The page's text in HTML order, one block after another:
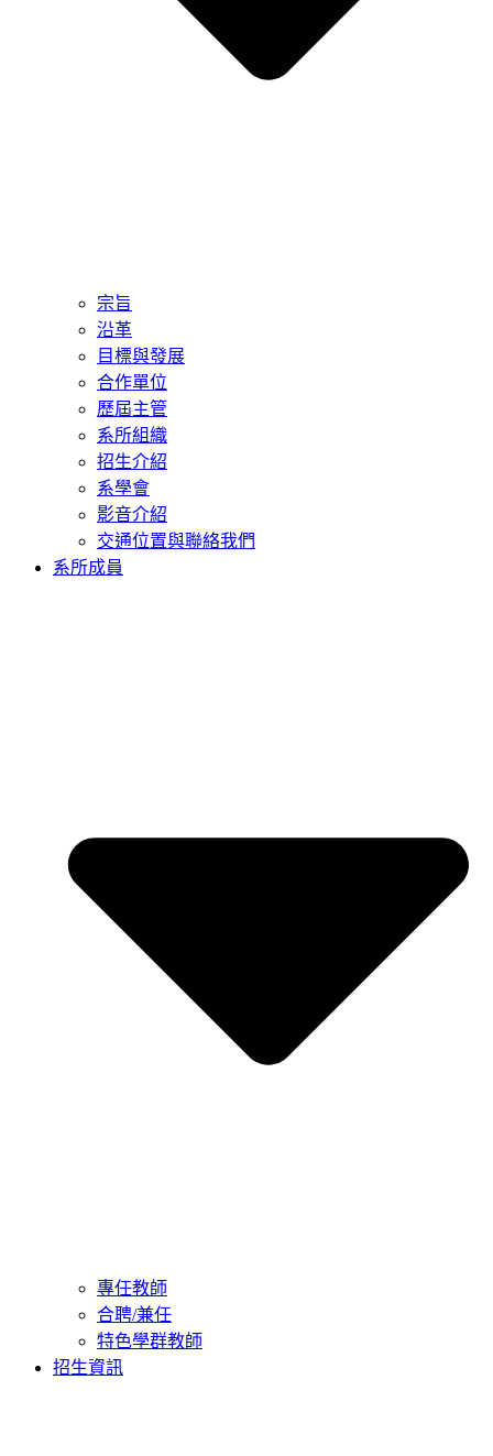
宗旨
沿革
目標與發展
合作單位
歷屆主管
系所組織
招生介紹
系學會
影音介紹
交通位置與聯絡我們
系所成員
專任教師
合聘/兼任
特色學群教師
招生資訊